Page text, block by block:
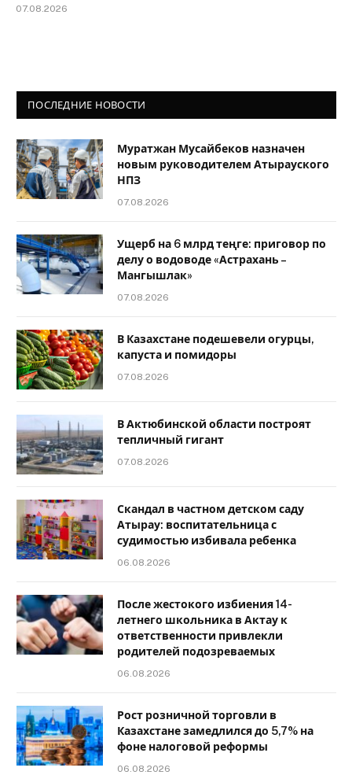
07.08.2026
ПОСЛЕДНИЕ НОВОСТИ
Муратжан Мусайбеков назначен
новым руководителем Атырауского
НПЗ
07.08.2026
Ущерб на 6 млрд теңге: приговор по
делу о водоводе «Астрахань –
Мангышлак»
07.08.2026
В Казахстане подешевели огурцы,
капуста и помидоры
07.08.2026
В Актюбинской области построят
тепличный гигант
07.08.2026
Скандал в частном детском саду
Атырау: воспитательница с
судимостью избивала ребенка
06.08.2026
После жестокого избиения 14-
летнего школьника в Актау к
ответственности привлекли
родителей подозреваемых
06.08.2026
Рост розничной торговли в
Казахстане замедлился до 5,7% на
фоне налоговой реформы
06.08.2026